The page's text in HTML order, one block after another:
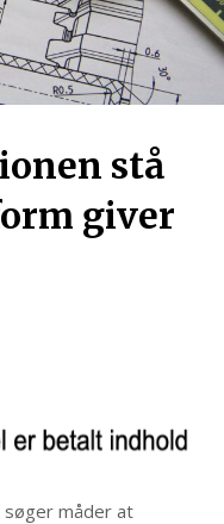
stå
giver
søger måder at